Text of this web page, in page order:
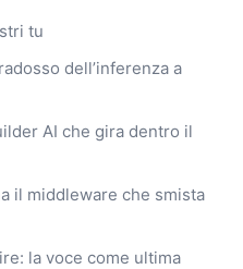
tu
dell’inferenza a
AI che gira dentro il
il middleware che smista
la voce come ultima